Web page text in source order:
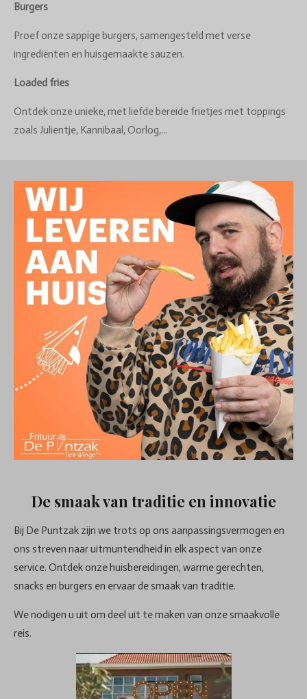
Burgers
Proef onze sappige burgers, samengesteld met verse
ingrediënten en huisgemaakte sauzen.
Loaded fries
Ontdek onze unieke, met liefde bereide frietjes met toppings
zoals Julientje, Kannibaal, Oorlog,...
De smaak van traditie en innovatie
Bij De Puntzak zijn we trots op ons aanpassingsvermogen en
ons streven naar uitmuntendheid in elk aspect van onze
service. Ontdek onze huisbereidingen, warme gerechten,
snacks en burgers en ervaar de smaak van traditie.
We nodigen u uit om deel uit te maken van onze smaakvolle
reis.